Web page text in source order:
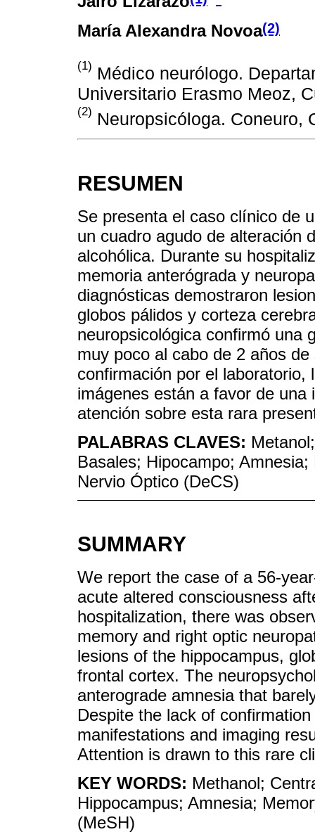
María Alexandra Novoa(2)
(1) Médico neurólogo.
Universitario Erasmo Meoz,
(2) Neuropsicóloga. Coneuro,
RESUMEN
Se presenta el caso clínico de
un cuadro agudo de alteración
alcohólica. Durante su
memoria anterógrada y
diagnósticas demostraron
globos pálidos y corteza
neuropsicológica confirmó una
muy poco al cabo de 2 años
confirmación por el
imágenes están a favor de
atención sobre esta rara
PALABRAS CLAVES:
Basales; Hipocampo;
Nervio Óptico (DeCS)
SUMMARY
We report the case of a 56-
acute altered consciousness
hospitalization, there was
memory and right optic
lesions of the hippocampus,
frontal cortex. The
anterograde amnesia that
Despite the lack of
manifestations and imaging
Attention is drawn to this rare
KEY WORDS: Methanol;
Hippocampus; Amnesia;
(MeSH)